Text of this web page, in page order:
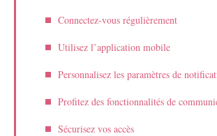
Connectez-vous régulièrement
Utilisez l’application mobile
Personnalisez les paramètres de
Profitez des fonctionnalités de
Sécurisez vos accès